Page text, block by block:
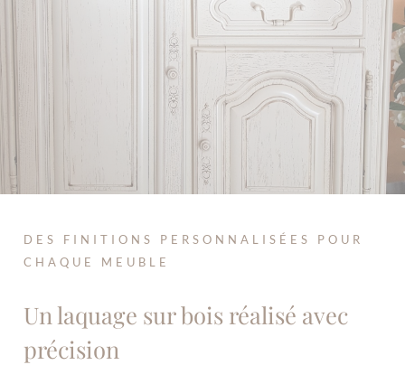
DES FINITIONS PERSONNALISÉES POUR
CHAQUE MEUBLE
Un laquage sur bois réalisé avec
précision